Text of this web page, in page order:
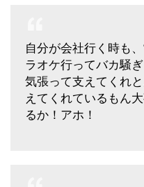
自分が会社行く時も
ラオケ行ってバカ騒
気張って支えてくれ
えてくれているもん
るか！アホ！